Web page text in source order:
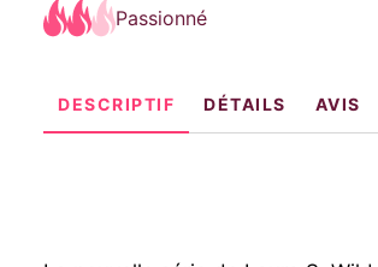
Passionné
DESCRIPTIF DÉTAILS AVIS